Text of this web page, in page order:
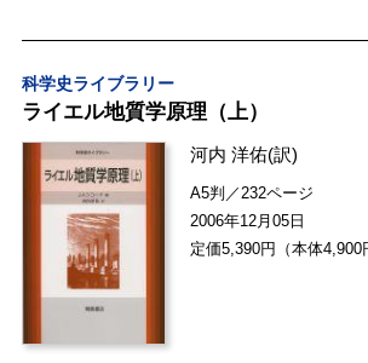
科学史ライブラリー
ライエル地質学原理（上）
河内 洋佑(訳)
A5判／232ページ
2006年12月05日
定価5,390円（本体4,900